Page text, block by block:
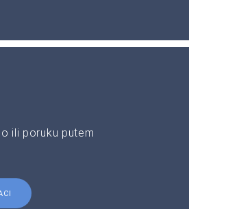
ili poruku putem